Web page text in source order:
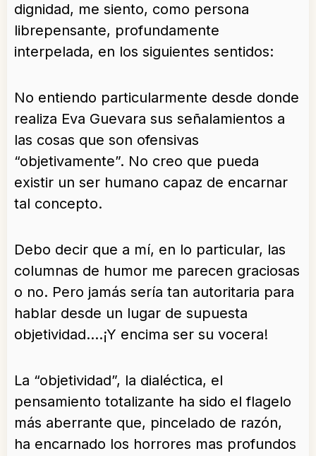
dignidad, me siento, como persona
librepensante, profundamente
interpelada, en los siguientes sentidos:
No entiendo particularmente desde donde
realiza Eva Guevara sus señalamientos a
las cosas que son ofensivas
“objetivamente”. No creo que pueda
existir un ser humano capaz de encarnar
tal concepto.
Debo decir que a mí, en lo particular, las
columnas de humor me parecen graciosas
o no. Pero jamás sería tan autoritaria para
hablar desde un lugar de supuesta
objetividad….¡Y encima ser su vocera!
La “objetividad”, la dialéctica, el
pensamiento totalizante ha sido el flagelo
más aberrante que, pincelado de razón,
ha encarnado los horrores mas profundos